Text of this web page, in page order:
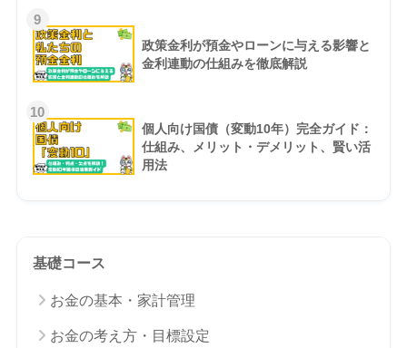
9
政策金利が預金やローンに与える影響と
金利連動の仕組みを徹底解説
10
個人向け国債（変動10年）完全ガイド：
仕組み、メリット・デメリット、賢い活
用法
基礎コース
お金の基本・家計管理
お金の考え方・目標設定